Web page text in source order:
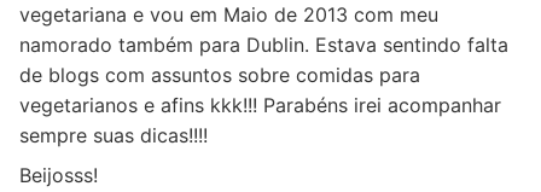
vegetariana e vou em Maio de 2013 com meu
namorado também para Dublin. Estava sentindo falta
de blogs com assuntos sobre comidas para
vegetarianos e afins kkk!!! Parabéns irei acompanhar
sempre suas dicas!!!!
Beijosss!